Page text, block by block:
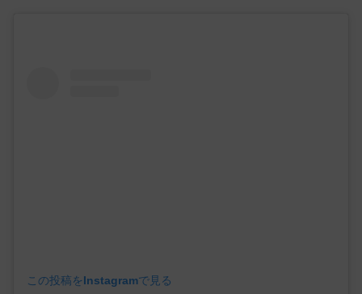
この投稿をInstagramで見る